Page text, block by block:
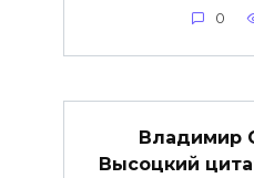
0
Владимир
Высоцкий